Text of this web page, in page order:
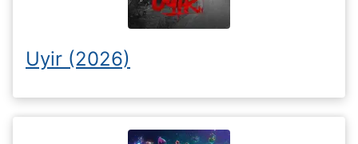
Uyir (2026)